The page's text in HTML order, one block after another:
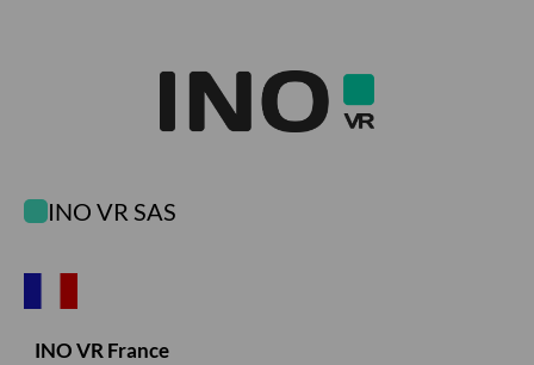
INO VR SAS
INO VR France